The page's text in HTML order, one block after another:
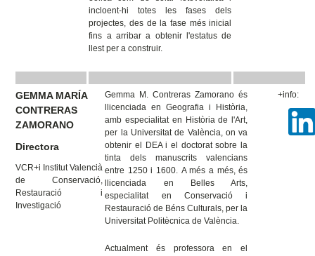
incloent-hi totes les fases dels
projectes, des de la fase més inicial
fins a arribar a obtenir l'estatus de
llest per a construir.
GEMMA MARÍA
CONTRERAS
ZAMORANO
Directora
VCR+i Institut Valencià
de Conservació,
Restauració i
Investigació
Gemma M. Contreras Zamorano és
llicenciada en Geografia i Història,
amb especialitat en Història de l'Art,
per la Universitat de València, on va
obtenir el DEA i el doctorat sobre la
tinta dels manuscrits valencians
entre 1250 i 1600. A més a més, és
llicenciada en Belles Arts,
especialitat en Conservació i
Restauració de Béns Culturals, per la
Universitat Politècnica de València.
Actualment és professora en el
+info: